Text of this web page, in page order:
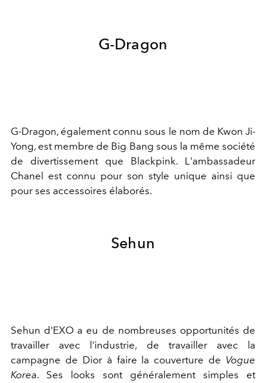
G-Dragon
G-Dragon, également connu sous le nom de Kwon Ji-
Yong, est membre de Big Bang sous la même société
de divertissement que Blackpink. L'ambassadeur
Chanel est connu pour son style unique ainsi que
pour ses accessoires élaborés.
Sehun
Sehun d'EXO a eu de nombreuses opportunités de
travailler avec l'industrie, de travailler avec la
campagne de Dior à faire la couverture de Vogue
Korea. Ses looks sont généralement simples et